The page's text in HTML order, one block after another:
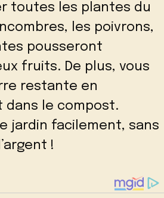
toutes les plantes du
les poivrons,
pousseront
fruits. De plus, vous
restante en
dans le compost.
jardin facilement, sans
!